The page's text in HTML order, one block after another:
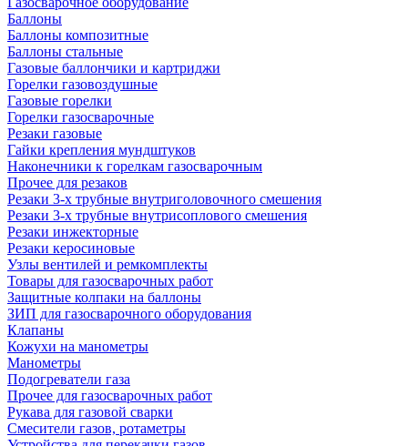
Баллоны
Баллоны композитные
Баллоны стальные
Газовые баллончики и картриджи
Горелки газовоздушные
Газовые горелки
Горелки газосварочные
Резаки газовые
Гайки крепления мундштуков
Наконечники к горелкам газосварочным
Прочее для резаков
Резаки 3-х трубные внутриголовочного смешения
Резаки 3-х трубные внутрисоплового смешения
Резаки инжекторные
Резаки керосиновые
Узлы вентилей и ремкомплекты
Товары для газосварочных работ
Защитные колпаки на баллоны
ЗИП для газосварочного оборудования
Клапаны
Кожухи на манометры
Манометры
Подогреватели газа
Прочее для газосварочных работ
Рукава для газовой сварки
Смесители газов, ротаметры